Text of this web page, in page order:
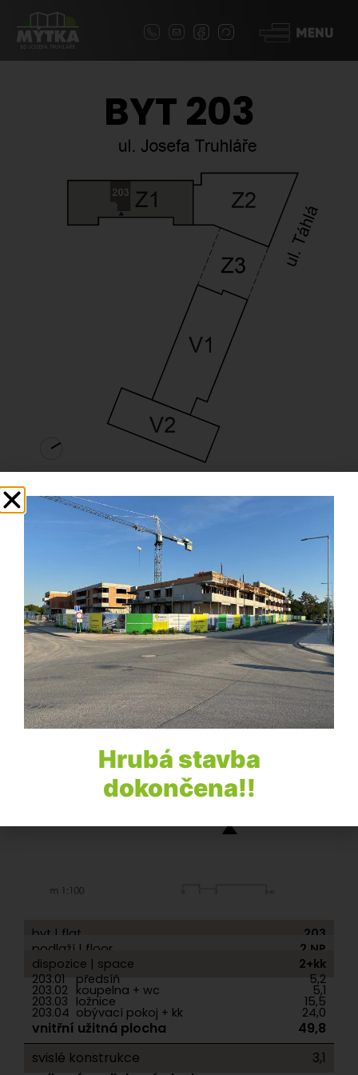
BYT 203
Karta bytu
Zpět na podlaží
byt | flat
203
podlaží | floor
2.NP
dispozice | space
2+kk
203.01
předsíň 5,2
203.02 koupelna + wc 5,1
203.03 ložnice 15,5
203.04 obývací pokoj + kk 24,0
vnitřní užitná plocha
49,8
svislé konstrukce
3,1
Hrubá stavba
dokončena!!